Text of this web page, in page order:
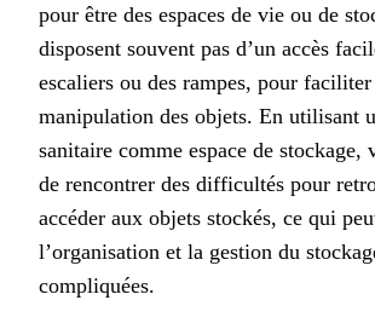
pour être des espaces de vie ou de
disposent souvent pas d’un accès
escaliers ou des rampes, pour
manipulation des objets. En utilisant
sanitaire comme espace de stockage,
de rencontrer des difficultés pour
accéder aux objets stockés, ce qui
l’organisation et la gestion du
compliquées.